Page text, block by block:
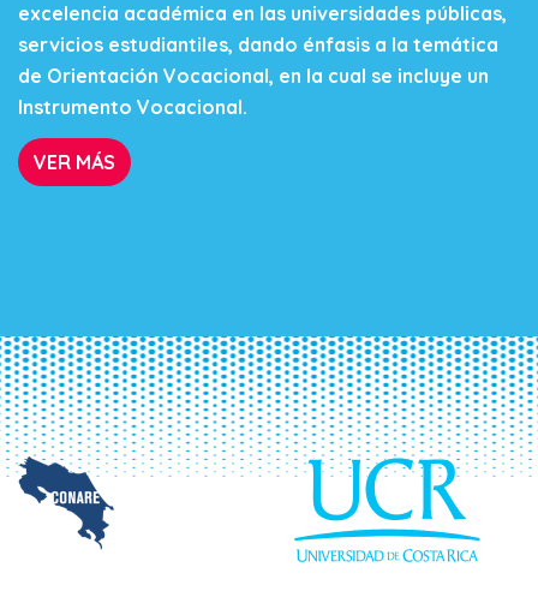
excelencia académica en las universidades públicas,
servicios estudiantiles, dando énfasis a la temática
de Orientación Vocacional, en la cual se incluye un
Instrumento Vocacional.
VER MÁS